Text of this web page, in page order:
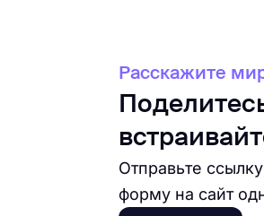
Расскажите
Отправьте
форму на сайт